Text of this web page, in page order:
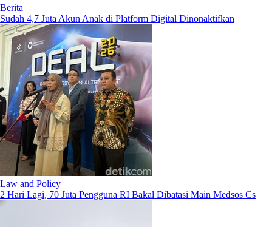
Berita
Sudah 4,7 Juta Akun Anak di Platform Digital Dinonaktifkan
Law and Policy
2 Hari Lagi, 70 Juta Pengguna RI Bakal Dibatasi Main Medsos Cs